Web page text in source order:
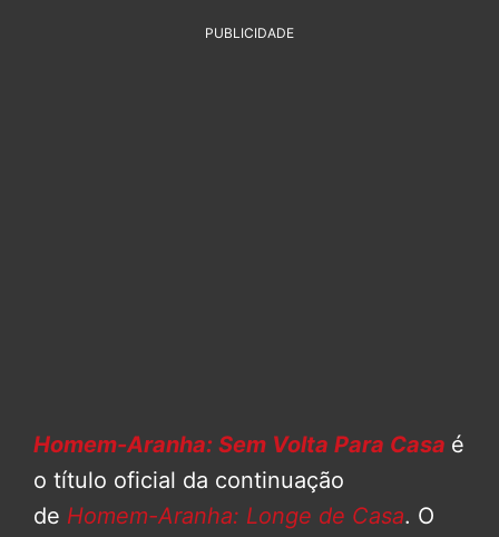
PUBLICIDADE
Homem-Aranha: Sem Volta Para Casa é
o título oficial da continuação
de Homem-Aranha: Longe de Casa. O